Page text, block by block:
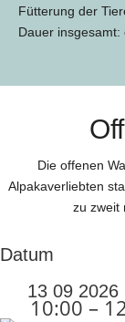
Fütterung der
Dauer insgesamt:
Die offenen
Alpakaverliebten
zu zweit
Datum
13 09 2026
10:00 –